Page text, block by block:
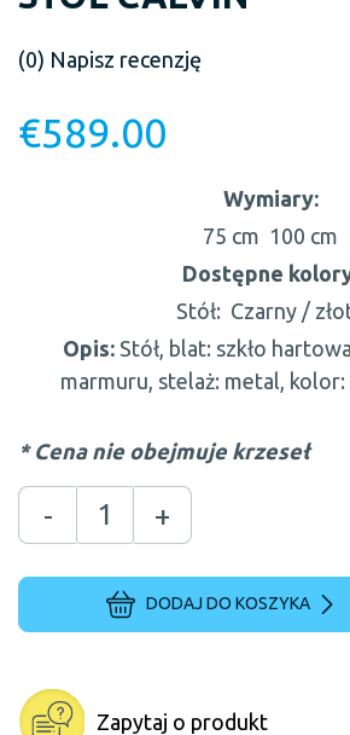
(0) Napisz recenzję
€589.00
Wymiary:
75 cm 100 cm
Dostępne
Stół: Czarny /
Opis: Stół, blat: szkło
marmuru, stelaż: metal, kolor:
* Cena nie obejmuje krzeseł
- +
DODAJ DO KOSZYKA
Zapytaj o produkt